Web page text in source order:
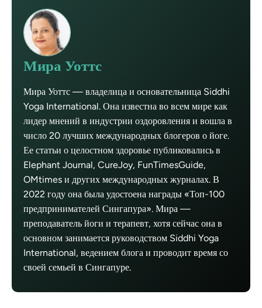
Мира Уоттс
Мира Уоттс — владелица и основательница Siddhi
Yoga International. Она известна во всем мире как
лидер мнений в индустрии оздоровления и вошла в
число 20 лучших международных блогеров о йоге.
Ее статьи о целостном здоровье публиковались в
Elephant Journal, CureJoy, FunTimesGuide,
OMtimes и других международных журналах. В
2022 году она была удостоена награды «Топ-100
предпринимателей Сингапура». Мира —
преподаватель йоги и терапевт, хотя сейчас она в
основном занимается руководством Siddhi Yoga
International, ведением блога и проводит время со
своей семьей в Сингапуре.